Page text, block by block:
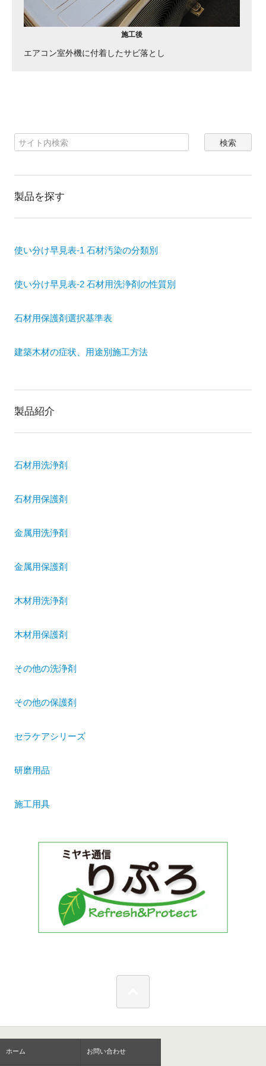
施工後
エアコン室外機に付着したサビ落とし
製品を探す
使い分け早見表-1 石材汚染の分類別
使い分け早見表-2 石材用洗浄剤の性質別
石材用保護剤選択基準表
建築木材の症状、用途別施工方法
製品紹介
石材用洗浄剤
石材用保護剤
金属用洗浄剤
金属用保護剤
木材用洗浄剤
木材用保護剤
その他の洗浄剤
その他の保護剤
セラケアシリーズ
研磨用品
施工用具
ホーム お問い合わせ